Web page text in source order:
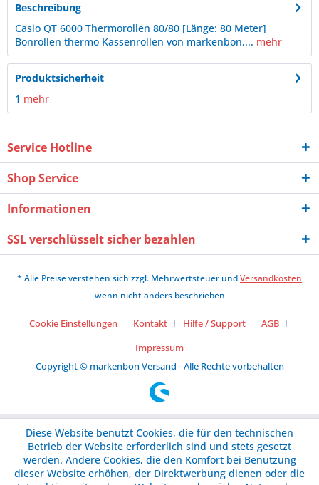
Beschreibung
Casio QT 6000 Thermorollen 80/80 [Länge: 80 Meter]
Bonrollen thermo Kassenrollen von markenbon,... mehr
Produktsicherheit
1 mehr
Service Hotline
Shop Service
Informationen
SSL verschlüsselt sicher bezahlen
* Alle Preise verstehen sich zzgl. Mehrwertsteuer undVersandkosten
wenn nicht anders beschrieben
Cookie Einstellungen Kontakt Hilfe / Support
AGB
Impressum
Copyright © markenbon Versand - Alle Rechte vorbehalten
Diese Website benutzt Cookies, die für den technischen
Betrieb der Website erforderlich sind und stets gesetzt
werden. Andere Cookies, die den Komfort bei Benutzung
dieser Website erhöhen, der Direktwerbung dienen oder die